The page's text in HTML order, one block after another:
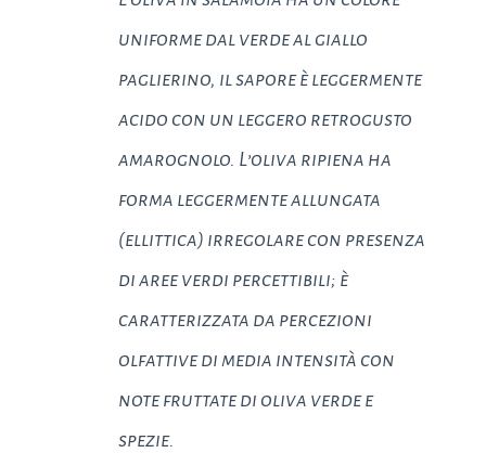
uniforme dal verde al giallo
paglierino, il sapore è leggermente
acido con un leggero retrogusto
amarognolo. L’oliva ripiena ha
forma leggermente allungata
(ellittica) irregolare con presenza
di aree verdi percettibili; è
caratterizzata da percezioni
olfattive di media intensità con
note fruttate di oliva verde e
spezie.